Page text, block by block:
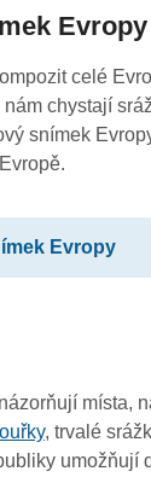
Evropy
celé
chystají
snímek
Evropy
místa,
, trvalé
umožňují